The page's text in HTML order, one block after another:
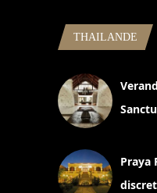
THAILANDE
Praya